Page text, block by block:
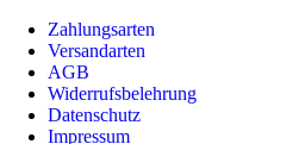
Zahlungsarten
Versandarten
AGB
Widerrufsbelehrung
Datenschutz
Impressum